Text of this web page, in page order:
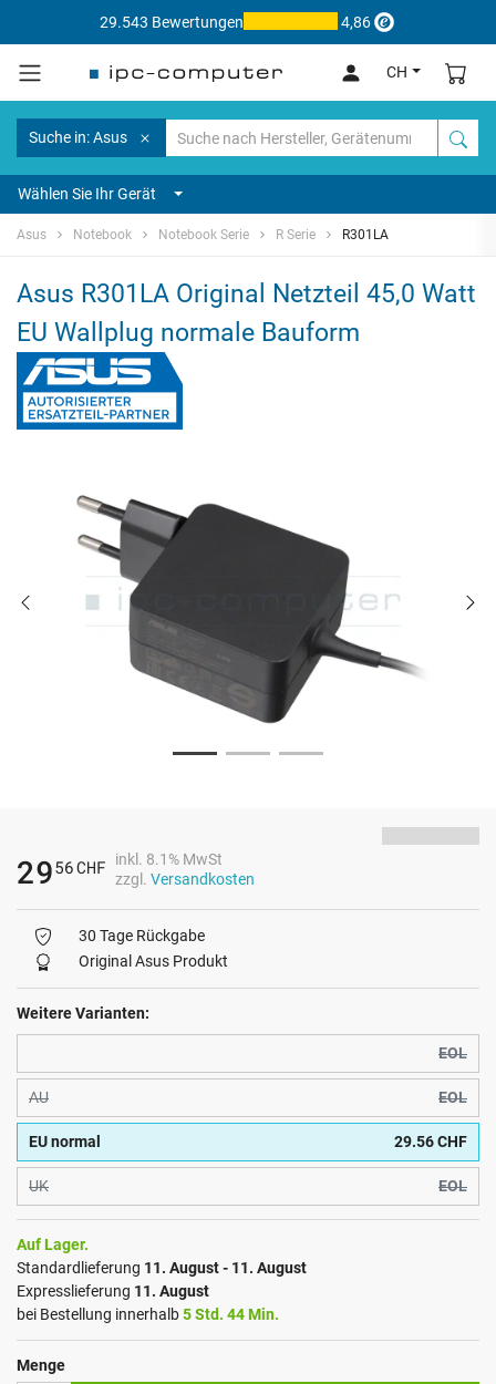
29.543 Bewertungen 4,86
CH
Suche in: Asus
Wählen Sie Ihr Gerät
Asus Notebook Notebook Serie R Serie R301LA
Asus R301LA Original Netzteil 45,0 Watt
EU Wallplug normale Bauform
2956CHF
inkl. 8.1% MwSt
zzgl. Versandkosten
30 Tage Rückgabe
Original Asus Produkt
Weitere Varianten:
EOL
AU EOL
EU normal 29.56 CHF
UK EOL
Auf Lager.
Standardlieferung 11. August - 11. August
Expresslieferung 11. August
bei Bestellung innerhalb5 Std. 44 Min.
Menge